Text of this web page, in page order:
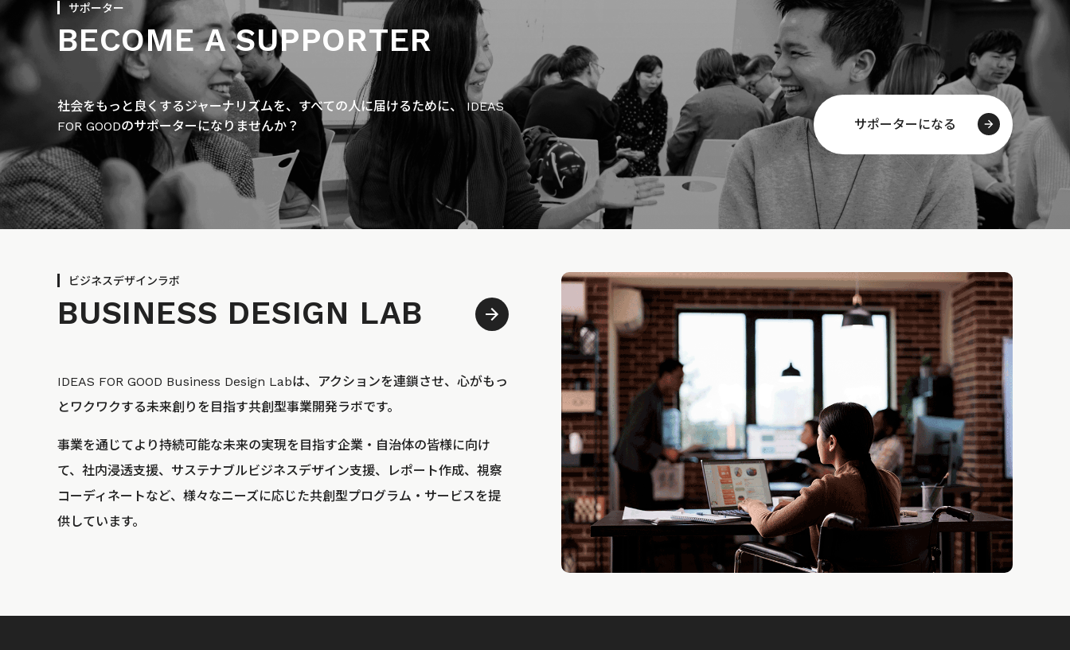
サポーター
BECOME A SUPPORTER
社会をもっと良くするジャーナリズムを、すべての人に届けるために、 IDEAS
FOR GOODのサポーターになりませんか？
サポーターになる
ビジネスデザインラボ
BUSINESS DESIGN LAB
IDEAS FOR GOOD Business Design Labは、アクションを連鎖させ、心がもっ
とワクワクする未来創りを目指す共創型事業開発ラボです。
事業を通じてより持続可能な未来の実現を目指す企業・自治体の皆様に向け
て、社内浸透支援、サステナブルビジネスデザイン支援、レポート作成、視察
コーディネートなど、様々なニーズに応じた共創型プログラム・サービスを提
供しています。